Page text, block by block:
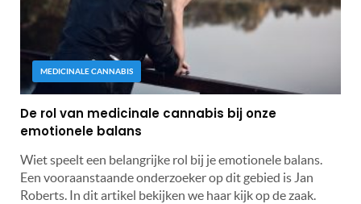
MEDICINALE CANNABIS
De rol van medicinale cannabis bij onze
emotionele balans
Wiet speelt een belangrijke rol bij je emotionele balans.
Een vooraanstaande onderzoeker op dit gebied is Jan
Roberts. In dit artikel bekijken we haar kijk op de zaak.